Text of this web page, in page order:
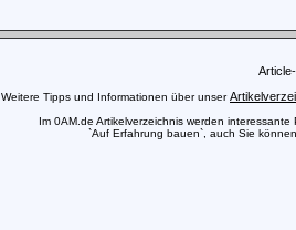
Weitere Tipps und Informationen über unser
Im 0AM.de Artikelverzeichnis werden
`Auf Erfahrung bauen`, auch Sie